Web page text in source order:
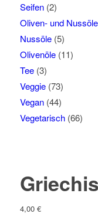
Seifen (2)
Oliven- und Nussöle
Nussöle (5)
Olivenöle (11)
Tee (3)
Veggie (73)
Vegan (44)
Vegetarisch (66)
4,00 €